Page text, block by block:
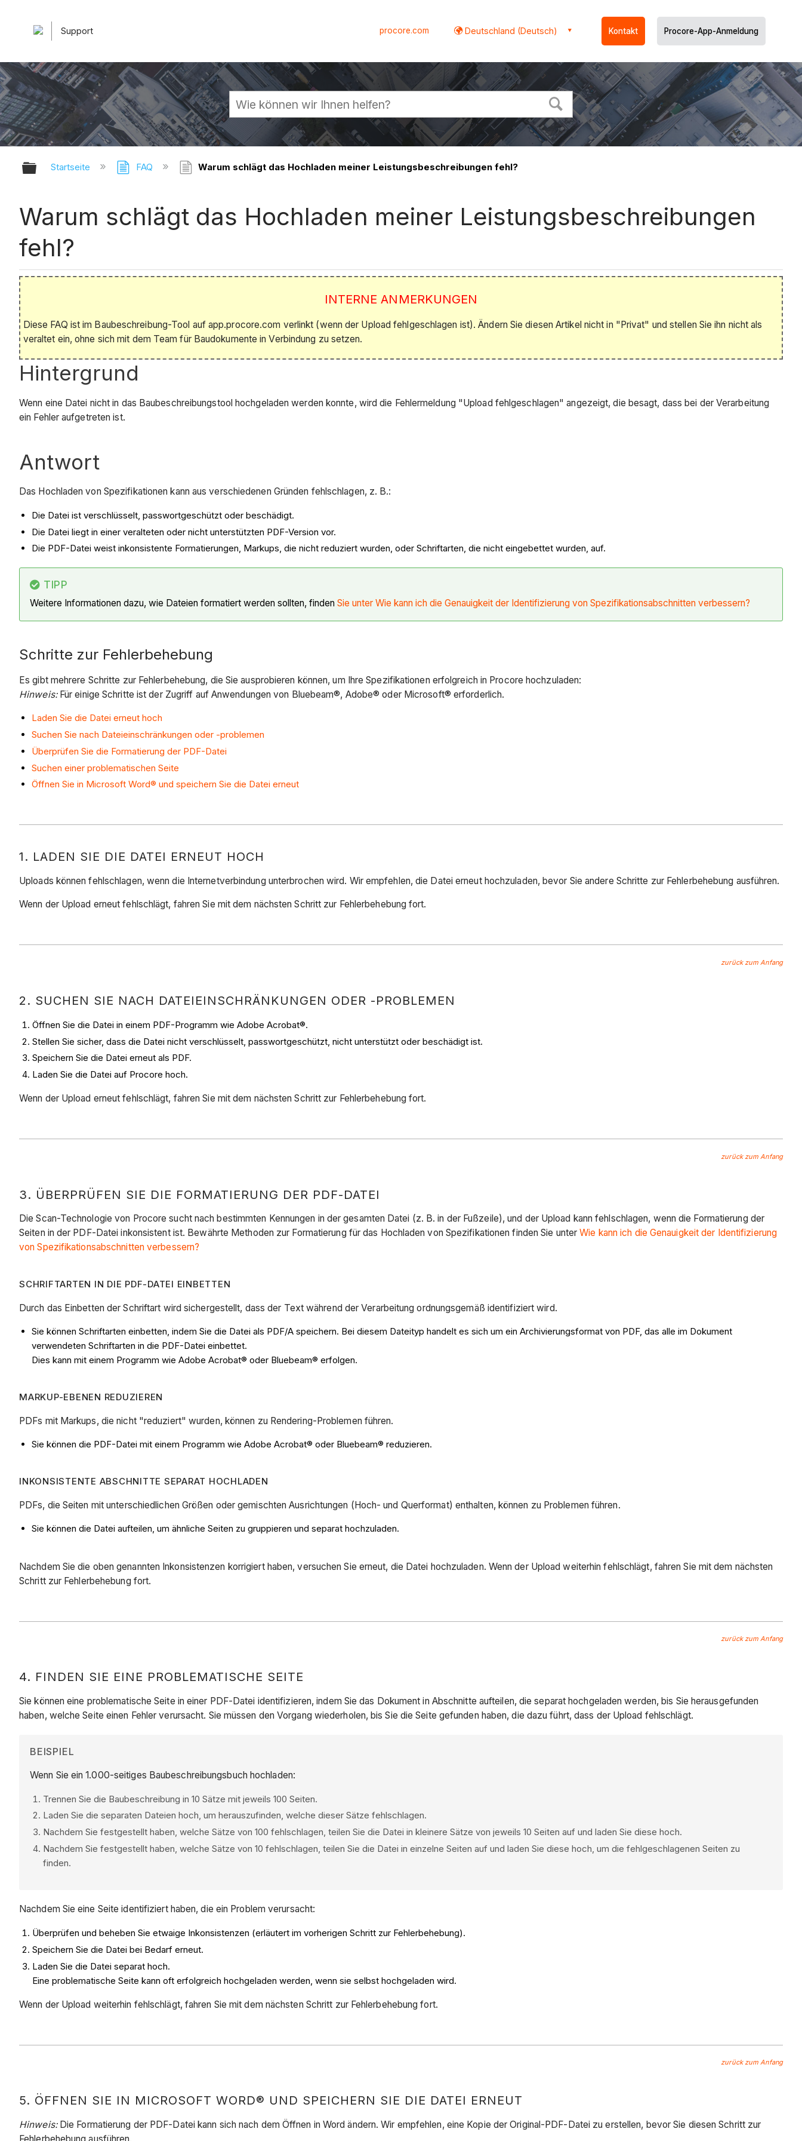
Support procore.com Deutschland (Deutsch) Kontakt Procore-App-Anmeldung
Globale Hierarchie auf- und zuklappen
Startseite FAQ Warum schlägt das Hochladen meiner Leistungsbeschreibungen fehl?
Warum schlägt das Hochladen meiner Leistungsbeschreibungen
fehl?
INTERNE ANMERKUNGEN
Diese FAQ ist im Baubeschreibung-Tool auf app.procore.com verlinkt (wenn der Upload fehlgeschlagen ist). Ändern Sie diesen Artikel nicht in "Privat" und stellen Sie ihn nicht als
veraltet ein, ohne sich mit dem Team für Baudokumente in Verbindung zu setzen.
Hintergrund
Wenn eine Datei nicht in das Baubeschreibungstool hochgeladen werden konnte, wird die Fehlermeldung "Upload fehlgeschlagen" angezeigt, die besagt, dass bei der Verarbeitung
ein Fehler aufgetreten ist.
Antwort
Das Hochladen von Spezifikationen kann aus verschiedenen Gründen fehlschlagen, z. B.:
Die Datei ist verschlüsselt, passwortgeschützt oder beschädigt.
Die Datei liegt in einer veralteten oder nicht unterstützten PDF-Version vor.
Die PDF-Datei weist inkonsistente Formatierungen, Markups, die nicht reduziert wurden, oder Schriftarten, die nicht eingebettet wurden, auf.
TIPP
Weitere Informationen dazu, wie Dateien formatiert werden sollten, finden Sie unter Wie kann ich die Genauigkeit der Identifizierung von Spezifikationsabschnitten verbessern?
Schritte zur Fehlerbehebung
Es gibt mehrere Schritte zur Fehlerbehebung, die Sie ausprobieren können, um Ihre Spezifikationen erfolgreich in Procore hochzuladen:
Hinweis: Für einige Schritte ist der Zugriff auf Anwendungen von Bluebeam®, Adobe® oder Microsoft® erforderlich.
Laden Sie die Datei erneut hoch
Suchen Sie nach Dateieinschränkungen oder -problemen
Überprüfen Sie die Formatierung der PDF-Datei
Suchen einer problematischen Seite
Öffnen Sie in Microsoft Word® und speichern Sie die Datei erneut
1. LADEN SIE DIE DATEI ERNEUT HOCH
Uploads können fehlschlagen, wenn die Internetverbindung unterbrochen wird. Wir empfehlen, die Datei erneut hochzuladen, bevor Sie andere Schritte zur Fehlerbehebung ausführen.
Wenn der Upload erneut fehlschlägt, fahren Sie mit dem nächsten Schritt zur Fehlerbehebung fort.
zurück zum Anfang
2. SUCHEN SIE NACH DATEIEINSCHRÄNKUNGEN ODER -PROBLEMEN
Öffnen Sie die Datei in einem PDF-Programm wie Adobe Acrobat®.
Stellen Sie sicher, dass die Datei nicht verschlüsselt, passwortgeschützt, nicht unterstützt oder beschädigt ist.
Speichern Sie die Datei erneut als PDF.
Laden Sie die Datei auf Procore hoch.
Wenn der Upload erneut fehlschlägt, fahren Sie mit dem nächsten Schritt zur Fehlerbehebung fort.
zurück zum Anfang
3. ÜBERPRÜFEN SIE DIE FORMATIERUNG DER PDF-DATEI
Die Scan-Technologie von Procore sucht nach bestimmten Kennungen in der gesamten Datei (z. B. in der Fußzeile), und der Upload kann fehlschlagen, wenn die Formatierung der
Seiten in der PDF-Datei inkonsistent ist. Bewährte Methoden zur Formatierung für das Hochladen von Spezifikationen finden Sie unterWie kann ich die Genauigkeit der Identifizierung
von Spezifikationsabschnitten verbessern?
SCHRIFTARTEN IN DIE PDF-DATEI EINBETTEN
Durch das Einbetten der Schriftart wird sichergestellt, dass der Text während der Verarbeitung ordnungsgemäß identifiziert wird.
Sie können Schriftarten einbetten, indem Sie die Datei als PDF/A speichern. Bei diesem Dateityp handelt es sich um ein Archivierungsformat von PDF, das alle im Dokument
verwendeten Schriftarten in die PDF-Datei einbettet.
Dies kann mit einem Programm wie Adobe Acrobat® oder Bluebeam® erfolgen.
MARKUP-EBENEN REDUZIEREN
PDFs mit Markups, die nicht "reduziert" wurden, können zu Rendering-Problemen führen.
Sie können die PDF-Datei mit einem Programm wie Adobe Acrobat® oder Bluebeam® reduzieren.
INKONSISTENTE ABSCHNITTE SEPARAT HOCHLADEN
PDFs, die Seiten mit unterschiedlichen Größen oder gemischten Ausrichtungen (Hoch- und Querformat) enthalten, können zu Problemen führen.
Sie können die Datei aufteilen, um ähnliche Seiten zu gruppieren und separat hochzuladen.
Nachdem Sie die oben genannten Inkonsistenzen korrigiert haben, versuchen Sie erneut, die Datei hochzuladen. Wenn der Upload weiterhin fehlschlägt, fahren Sie mit dem nächsten
Schritt zur Fehlerbehebung fort.
zurück zum Anfang
4. FINDEN SIE EINE PROBLEMATISCHE SEITE
Sie können eine problematische Seite in einer PDF-Datei identifizieren, indem Sie das Dokument in Abschnitte aufteilen, die separat hochgeladen werden, bis Sie herausgefunden
haben, welche Seite einen Fehler verursacht. Sie müssen den Vorgang wiederholen, bis Sie die Seite gefunden haben, die dazu führt, dass der Upload fehlschlägt.
BEISPIEL
Wenn Sie ein 1.000-seitiges Baubeschreibungsbuch hochladen:
Trennen Sie die Baubeschreibung in 10 Sätze mit jeweils 100 Seiten.
Laden Sie die separaten Dateien hoch, um herauszufinden, welche dieser Sätze fehlschlagen.
Nachdem Sie festgestellt haben, welche Sätze von 100 fehlschlagen, teilen Sie die Datei in kleinere Sätze von jeweils 10 Seiten auf und laden Sie diese hoch.
Nachdem Sie festgestellt haben, welche Sätze von 10 fehlschlagen, teilen Sie die Datei in einzelne Seiten auf und laden Sie diese hoch, um die fehlgeschlagenen Seiten zu
finden.
Nachdem Sie eine Seite identifiziert haben, die ein Problem verursacht:
Überprüfen und beheben Sie etwaige Inkonsistenzen (erläutert im vorherigen Schritt zur Fehlerbehebung).
Speichern Sie die Datei bei Bedarf erneut.
Laden Sie die Datei separat hoch.
Eine problematische Seite kann oft erfolgreich hochgeladen werden, wenn sie selbst hochgeladen wird.
Wenn der Upload weiterhin fehlschlägt, fahren Sie mit dem nächsten Schritt zur Fehlerbehebung fort.
zurück zum Anfang
5. ÖFFNEN SIE IN MICROSOFT WORD® UND SPEICHERN SIE DIE DATEI ERNEUT
Hinweis: Die Formatierung der PDF-Datei kann sich nach dem Öffnen in Word ändern. Wir empfehlen, eine Kopie der Original-PDF-Datei zu erstellen, bevor Sie diesen Schritt zur